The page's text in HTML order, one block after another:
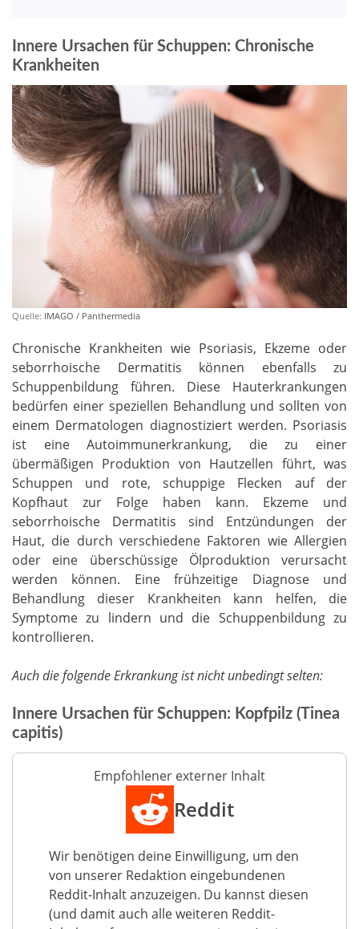
Innere Ursachen für Schuppen: Chronische
Krankheiten
Quelle: IMAGO / Panthermedia
Chronische Krankheiten wie Psoriasis, Ekzeme oder
seborrhoische Dermatitis können ebenfalls zu
Schuppenbildung führen. Diese Hauterkrankungen
bedürfen einer speziellen Behandlung und sollten von
einem Dermatologen diagnostiziert werden. Psoriasis
ist eine Autoimmunerkrankung, die zu einer
übermäßigen Produktion von Hautzellen führt, was
Schuppen und rote, schuppige Flecken auf der
Kopfhaut zur Folge haben kann. Ekzeme und
seborrhoische Dermatitis sind Entzündungen der
Haut, die durch verschiedene Faktoren wie Allergien
oder eine überschüssige Ölproduktion verursacht
werden können. Eine frühzeitige Diagnose und
Behandlung dieser Krankheiten kann helfen, die
Symptome zu lindern und die Schuppenbildung zu
kontrollieren.
Auch die folgende Erkrankung ist nicht unbedingt selten:
Innere Ursachen für Schuppen: Kopfpilz (Tinea
capitis)
Empfohlener externer Inhalt
Reddit
Wir benötigen deine Einwilligung, um den
von unserer Redaktion eingebundenen
Reddit-Inhalt anzuzeigen. Du kannst diesen
(und damit auch alle weiteren Reddit-